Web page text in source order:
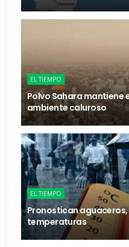
EL TIEMPO
Polvo Sahara mantiene
ambiente caluroso
EL TIEMPO
Pronostican
temperaturas